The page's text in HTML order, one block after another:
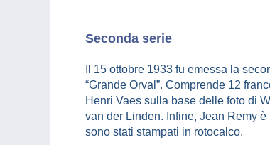
Seconda serie
Il 15 ottobre 1933 fu emessa la
“Grande Orval”. Comprende 12
Henri Vaes sulla base delle foto di
van der Linden. Infine, Jean Remy
sono stati stampati in rotocalco.